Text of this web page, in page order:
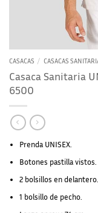
CASACAS / CASACAS
Casaca Sanitaria
6500
Prenda UNISEX.
Botones pastilla vistos.
2 bolsillos en delantero.
1 bolsillo de pecho.